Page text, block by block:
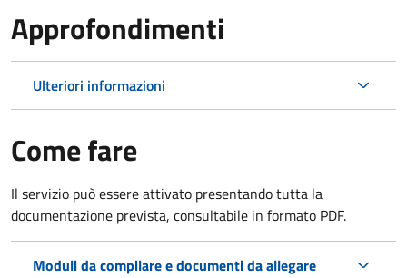
Approfondimenti
Ulteriori informazioni
Come fare
Il servizio può essere attivato presentando tutta la
documentazione prevista, consultabile in formato PDF.
Moduli da compilare e documenti da allegare